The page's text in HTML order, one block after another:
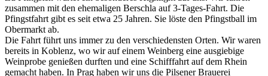
zusammen mit den ehemaligen Berschla auf 3-Tages-Fahrt. Die
Pfingstfahrt gibt es seit etwa 25 Jahren. Sie löste den Pfingstball im
Obermarkt ab.
Die Fahrt führt uns immer zu den verschiedensten Orten. Wir waren
bereits in Koblenz, wo wir auf einem Weinberg eine ausgiebige
Weinprobe genießen durften und eine Schifffahrt auf dem Rhein
gemacht haben. In Prag haben wir uns die Pilsener Brauerei